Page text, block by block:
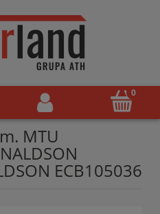
MTU
ECB105036